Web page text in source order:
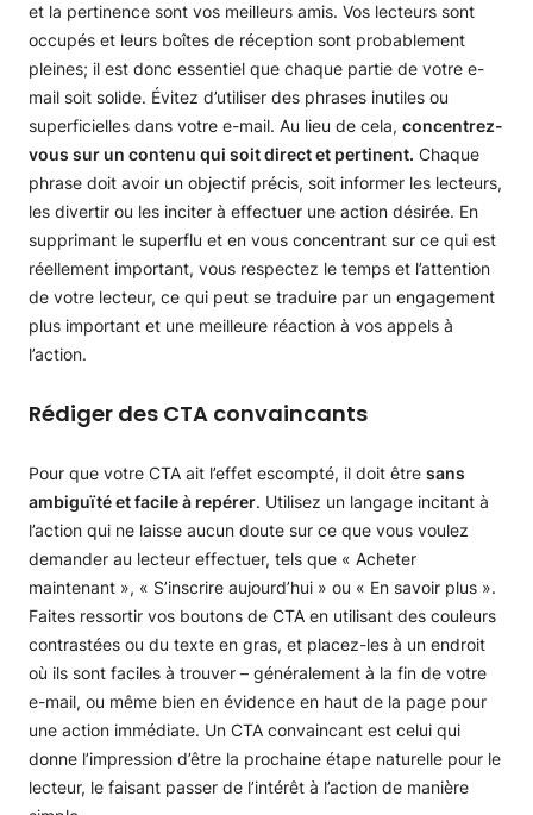
et la pertinence sont vos meilleurs amis. Vos lecteurs sont
occupés et leurs boîtes de réception sont probablement
pleines; il est donc essentiel que chaque partie de votre e-
mail soit solide. Évitez d’utiliser des phrases inutiles ou
superficielles dans votre e-mail. Au lieu de cela, concentrez-
vous sur un contenu qui soit direct et pertinent. Chaque
phrase doit avoir un objectif précis, soit informer les lecteurs,
les divertir ou les inciter à effectuer une action désirée. En
supprimant le superflu et en vous concentrant sur ce qui est
réellement important, vous respectez le temps et l’attention
de votre lecteur, ce qui peut se traduire par un engagement
plus important et une meilleure réaction à vos appels à
l’action.
Rédiger des CTA convaincants
Pour que votre CTA ait l’effet escompté, il doit être sans
ambiguïté et facile à repérer. Utilisez un langage incitant à
l’action qui ne laisse aucun doute sur ce que vous voulez
demander au lecteur effectuer, tels que « Acheter
maintenant », « S’inscrire aujourd’hui » ou « En savoir plus ».
Faites ressortir vos boutons de CTA en utilisant des couleurs
contrastées ou du texte en gras, et placez-les à un endroit
où ils sont faciles à trouver – généralement à la fin de votre
e-mail, ou même bien en évidence en haut de la page pour
une action immédiate. Un CTA convaincant est celui qui
donne l’impression d’être la prochaine étape naturelle pour le
lecteur, le faisant passer de l’intérêt à l’action de manière